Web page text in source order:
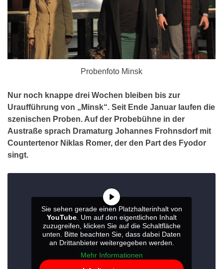
Probenfoto Minsk
Nur noch knappe drei Wochen bleiben bis zur
Uraufführung von „Minsk“. Seit Ende Januar laufen die
szenischen Proben. Auf der Probebühne in der
Austraße sprach Dramaturg Johannes Frohnsdorf mit
Countertenor Niklas Romer, der den Part des Fyodor
singt.
Sie sehen gerade einen Platzhalterinhalt von
YouTube. Um auf den eigentlichen Inhalt
zuzugreifen, klicken Sie auf die Schaltfläche
unten. Bitte beachten Sie, dass dabei Daten
an Drittanbieter weitergegeben werden.
Mehr Informationen